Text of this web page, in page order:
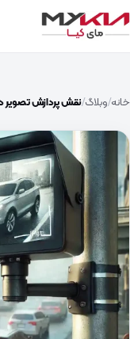
خانه وبلاگ نقش پردازش تصویر